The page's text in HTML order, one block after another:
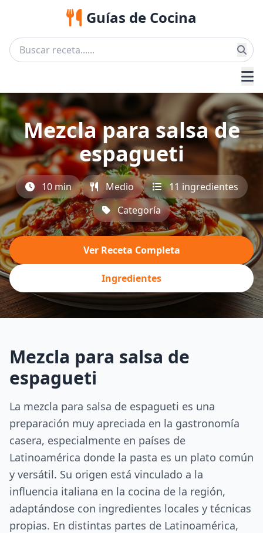
Guías de Cocina
Mezcla para salsa de
espagueti
10 min Medio
11 ingredientes
Categoría
Ver Receta Completa
Ingredientes
Mezcla para salsa de
espagueti
La mezcla para salsa de espagueti es una
preparación muy apreciada en la gastronomía
casera, especialmente en países de
Latinoamérica donde la pasta es un plato común
y versátil. Su origen está vinculado a la
influencia italiana en la cocina de la región,
adaptándose con ingredientes locales y técnicas
propias. En distintas partes de Latinoamérica,